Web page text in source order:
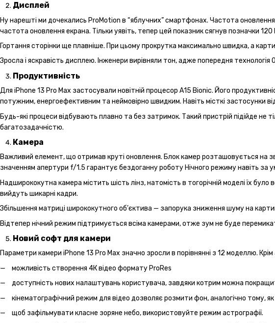
Дисплей
Ну нарешті ми дочекались ProMotion в “яблучних” смартфонах. Частота
частота оновлення екрана. Тільки уявіть, тепер цей показник сягнув позначки 120
Гортання сторінки ще плавніше. При цьому прокрутка максимально швидка, а
Зросла і яскравість дисплею. Інженери вирівняли тон, адже попередня
Продуктивність
Для iPhone 13 Pro Max застосували новітній процесор А15 Bionic. Його
потужним, енергоефективним та неймовірно швидким. Навіть місткі застосунки
Будь-які процеси відбувають плавно та без затримок. Такий пристрій підійде не
багатозадачністю.
Камера
Важливий елемент, що отримав круті оновлення. Блок камер розташовується на
значенням апертури f/1.5 гарантує бездоганну роботу Нічного режиму навіть за
Надширококутна камера містить шість лінз, натомість в тогорічній моделі їх
вийдуть шикарні кадри.
Збільшення матриці ширококутного об’єктива — запорука зниження шуму на
Відтепер нічний режим підтримується всіма камерами, отже зум не буде
Новий софт для камери
Параметри камери iPhone 13 Pro Max значно зросли в порівнянні з 12 моделлю.
можливість створення 4К відео формату ProRes
доступність нових налаштувань користувача, завдяки котрим можна
кінематографічний режим для відео дозволяє розмити фон, аналогічно тому,
щоб зафільмувати класне зоряне небо, використовуйте режим астрографії.